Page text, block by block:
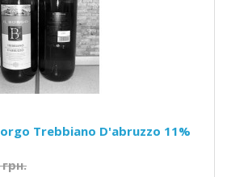
Trebbiano D'abruzzo 11%